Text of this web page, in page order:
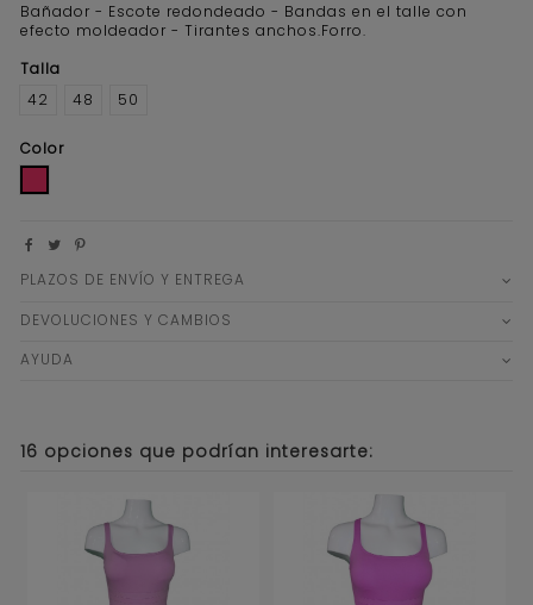
Bañador - Escote redondeado - Bandas en el talle con
efecto moldeador - Tirantes anchos.Forro.
Talla
42
48 50
Color
PLAZOS DE ENVÍO Y ENTREGA
DEVOLUCIONES Y CAMBIOS
AYUDA
16 opciones que podrían interesarte: